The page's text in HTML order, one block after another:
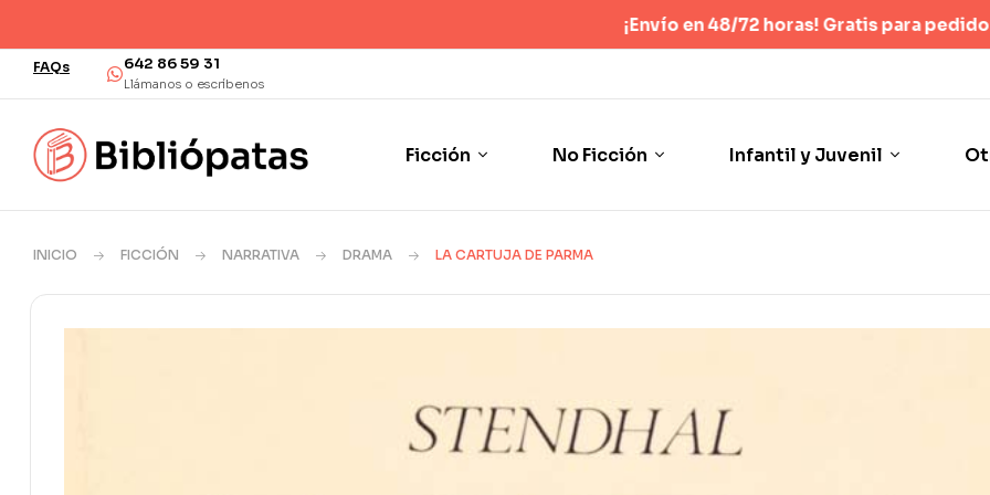
¡Envío en 48/72 horas! Gratis para pedidos superiores a 40
FAQs 642 86 59 31
Llámanos o escríbenos
Ficción No Ficción Infantil y Juvenil
INICIO FICCIÓN NARRATIVA DRAMA LA CARTUJA DE PARMA